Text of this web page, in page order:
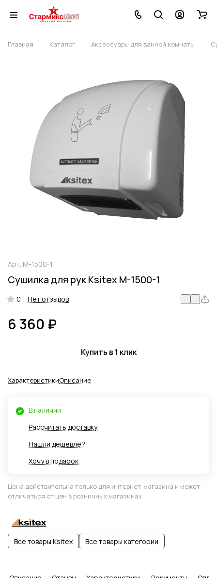
Главная – Каталог – Аксессуары для ванной комнаты –
Арт. M-1500-1
Сушилка для рук Ksitex M-1500-1
0 Нет отзывов
6 360 ₽
Купить в 1 клик
ХарактеристикиОписание
В наличии
Рассчитать доставку
Нашли дешевле?
Хочу в подарок
Цена действительна только для интернет-магазина и может
отличаться от цен в розничных магазинах
Все товары Ksitex Все товары категории